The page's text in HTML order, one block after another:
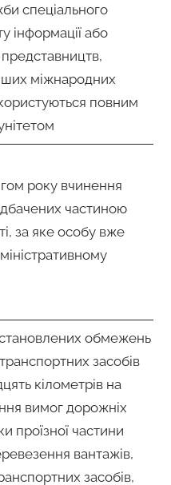
спеціального
інформації або
міжнародних
користуються повним
року вчинення
частиною
за яке особу вже
обмежень
засобів
кілометрів на
вимог дорожніх
проїзної частини
вантажів,
засобів,